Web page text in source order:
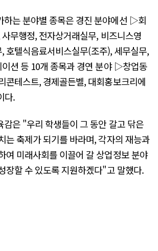
하는 분야별 종목은 경진 분야에선 ▷회
무행정, 전자상거래실무, 비즈니스영
호텔식음료서비스실무(조주), 세무실무,
션 등 10개 종목과 경연 분야 ▷창업동
콘테스트, 경제골든벨, 대회홍보크리에
다.
감은 "우리 학생들이 그 동안 갈고 닦은
는 축제가 되기를 바라며, 각자의 재능과
여 미래사회를 이끌어 갈 상업정보 분야
장할 수 있도록 지원하겠다"고 말했다.